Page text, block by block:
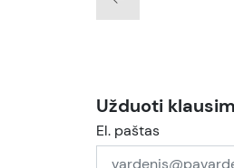
Užduoti
El. paštas